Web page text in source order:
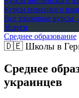
Курсы немецкого
Все языковые курсы
Услуги
Среднее образование
🇩🇪Школы в
Среднее
украинцев